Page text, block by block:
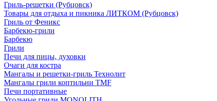
Гриль-решетки (Рубцовск)
Товары для отдыха и пикника ЛИТКОМ (Рубцовск)
Гриль от Феникс
Барбекю-грили
Барбекю
Грили
Печи для пицы, духовки
Очаги для костра
Мангалы и решетки-гриль Технолит
Мангалы грили коптильни TMF
Печи портативные